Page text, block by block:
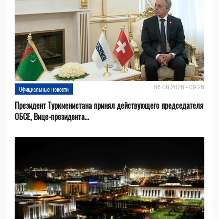
Официальные новости 06.08.2026 - 09:26
Президент Туркменистана принял действующего председателя
ОБСЕ, Вице-президента...